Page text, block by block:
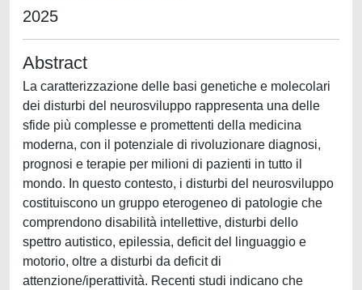
2025
Abstract
La caratterizzazione delle basi genetiche e molecolari
dei disturbi del neurosviluppo rappresenta una delle
sfide più complesse e promettenti della medicina
moderna, con il potenziale di rivoluzionare diagnosi,
prognosi e terapie per milioni di pazienti in tutto il
mondo. In questo contesto, i disturbi del neurosviluppo
costituiscono un gruppo eterogeneo di patologie che
comprendono disabilità intellettive, disturbi dello
spettro autistico, epilessia, deficit del linguaggio e
motorio, oltre a disturbi da deficit di
attenzione/iperattività. Recenti studi indicano che